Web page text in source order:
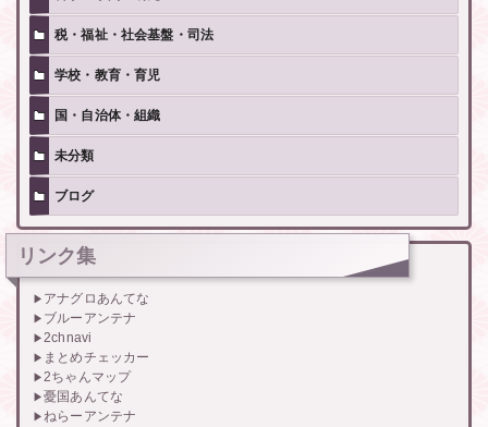
税・福祉・社会基盤・司法
学校・教育・育児
国・自治体・組織
未分類
ブログ
リンク集
アナグロあんてな
ブルーアンテナ
2chnavi
まとめチェッカー
2ちゃんマップ
憂国あんてな
ねらーアンテナ